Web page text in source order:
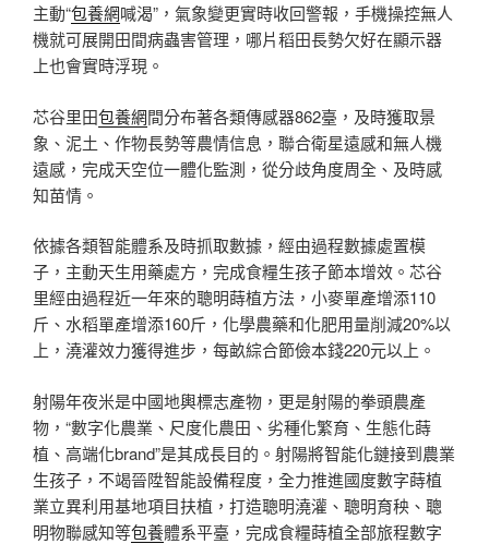
主動“包養網喊渴”，氣象變更實時收回警報，手機操控無人
機就可展開田間病蟲害管理，哪片稻田長勢欠好在顯示器
上也會實時浮現。
芯谷里田包養網間分布著各類傳感器862臺，及時獲取景
象、泥土、作物長勢等農情信息，聯合衛星遠感和無人機
遠感，完成天空位一體化監測，從分歧角度周全、及時感
知苗情。
依據各類智能體系及時抓取數據，經由過程數據處置模
子，主動天生用藥處方，完成食糧生孩子節本增效。芯谷
里經由過程近一年來的聰明蒔植方法，小麥單產增添110
斤、水稻單產增添160斤，化學農藥和化肥用量削減20%以
上，澆灌效力獲得進步，每畝綜合節儉本錢220元以上。
射陽年夜米是中國地輿標志產物，更是射陽的拳頭農產
物，“數字化農業、尺度化農田、劣種化繁育、生態化蒔
植、高端化brand”是其成長目的。射陽將智能化鏈接到農業
生孩子，不竭晉陞智能設備程度，全力推進國度數字蒔植
業立異利用基地項目扶植，打造聰明澆灌、聰明育秧、聰
明物聯感知等包養體系平臺，完成食糧蒔植全部旅程數字